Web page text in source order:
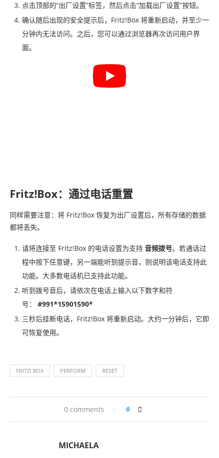
点击顶部的“出厂设置”标签，然后点击“加载出厂设置”按钮。
确认随后出现的安全提示后，Fritz!Box 将重新启动，并至少一
分钟内无法访问。之后，您可以通过浏览器再次访问用户界
面。
Fritz!Box：通过电话重置
同样需要注意：将 Fritz!Box 恢复为出厂设置后，所有存储的数据
都将丢失。
请将连接至 Fritz!Box 的电话设置为支持 音频拨号。若通话过
程中按下任意键，另一端能听到提示音，则说明该电话支持此
功能。大多数电话机已支持此功能。
听到拨号音后，请依次在电话上输入以下数字和符
号： #991*15901590*
三秒后挂断电话，Fritz!Box 将重新启动。大约一分钟后，它即
可恢复使用。
FRITZ! BOX PERFORM RESET
0 comments 0
MICHAELA